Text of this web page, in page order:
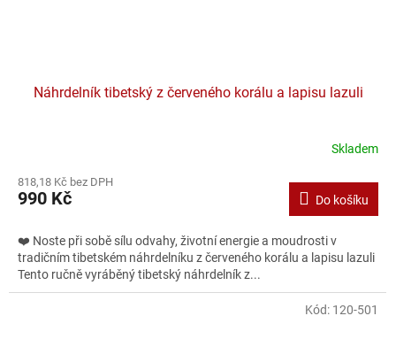
Náhrdelník tibetský z červeného korálu a lapisu lazuli
Skladem
818,18 Kč bez DPH
990 Kč Do košíku
❤️ Noste při sobě sílu odvahy, životní energie a moudrosti v
tradičním tibetském náhrdelníku z červeného korálu a lapisu lazuli
Tento ručně vyráběný tibetský náhrdelník z...
Kód: 120-501